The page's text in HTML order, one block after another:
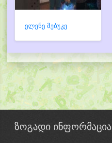
ელენე მებუკე
ზოგადი ინფორმაცია